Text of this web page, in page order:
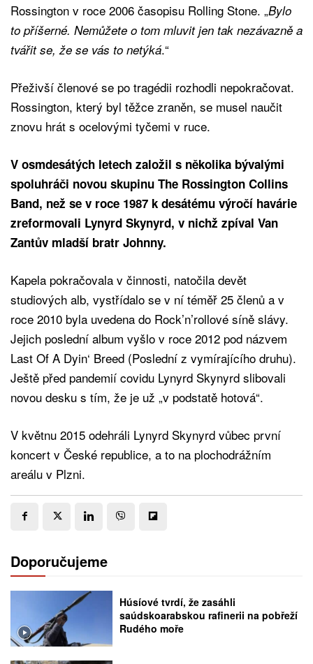
Rossington v roce 2006 časopisu Rolling Stone. „Bylo
to příšerné. Nemůžete o tom mluvit jen tak nezávazně a
tvářit se, že se vás to netýká.“
Přeživší členové se po tragédii rozhodli nepokračovat.
Rossington, který byl těžce zraněn, se musel naučit
znovu hrát s ocelovými tyčemi v ruce.
V osmdesátých letech založil s několika bývalými
spoluhráči novou skupinu The Rossington Collins
Band, než se v roce 1987 k desátému výročí havárie
zreformovali Lynyrd Skynyrd, v nichž zpíval Van
Zantův mladší bratr Johnny.
Kapela pokračovala v činnosti, natočila devět
studiových alb, vystřídalo se v ní téměř 25 členů a v
roce 2010 byla uvedena do Rock’n’rollové síně slávy.
Jejich poslední album vyšlo v roce 2012 pod názvem
Last Of A Dyin‘ Breed (Poslední z vymírajícího druhu).
Ještě před pandemií covidu Lynyrd Skynyrd slibovali
novou desku s tím, že je už „v podstatě hotová“.
V květnu 2015 odehráli Lynyrd Skynyrd vůbec první
koncert v České republice, a to na plochodrážním
areálu v Plzni.
Doporučujeme
Húsíové tvrdí, že zasáhli
saúdskoarabskou rafinerii na pobřeží
Rudého moře